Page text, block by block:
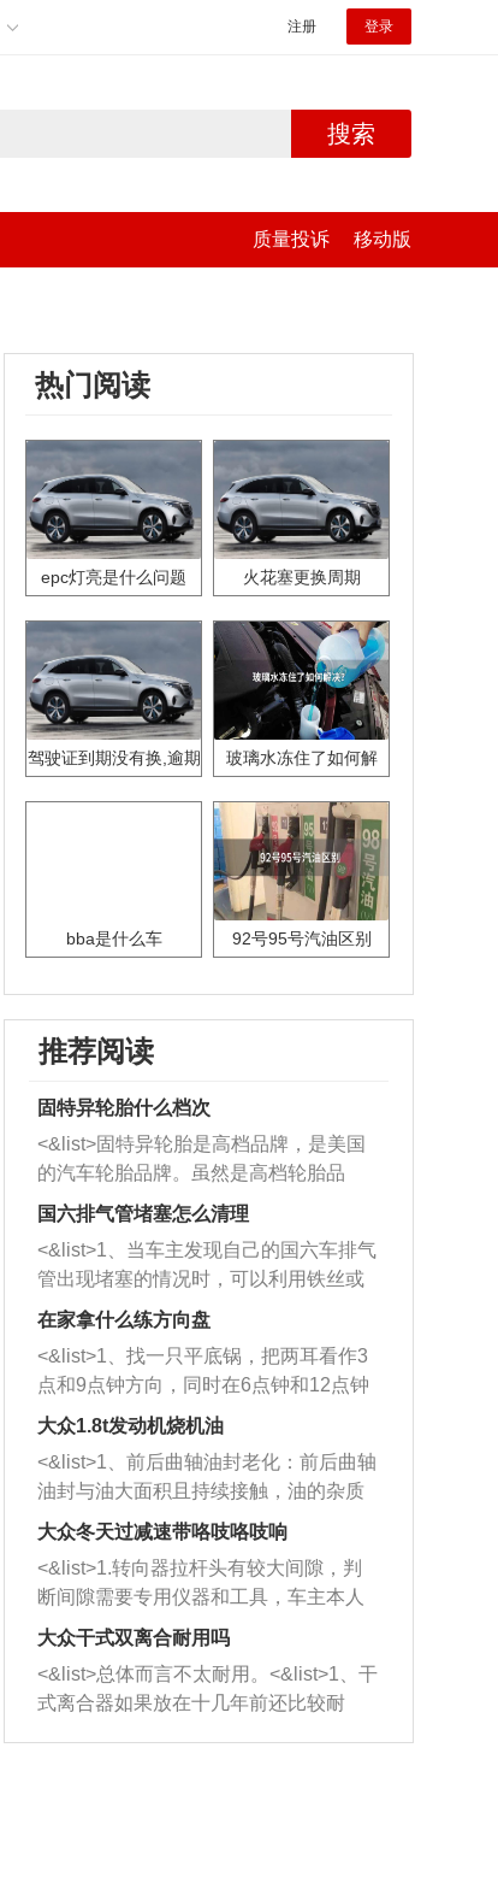
注册 登录
搜索
质量投诉 移动版
热门阅读
epc灯亮是什么问题 火花塞更换周期
驾驶证到期没有换,逾期
玻璃水冻住了如何解
bba是什么车 92号95号汽油区别
推荐阅读
固特异轮胎什么档次
<&list>固特异轮胎是高档品牌，是美国
的汽车轮胎品牌。虽然是高档轮胎品
牌，但是中高低端的轮胎都有生产，这
也是为了更好的开拓市场。
国六排气管堵塞怎么清理
<&list>1、当车主发现自己的国六车排气
管出现堵塞的情况时，可以利用铁丝或
者是细棍，直接将杂物给取出来，如果
堵塞情况比较严重，也可以采取应急措
施。 <&list>2、直接利用木棍将所有的
杂物推到排气管里面的位置处，然后将
三元催化器拆解开，就可以将堵塞的东
西取出来。但如果是因为积碳过多引起
的堵塞，就需要将三元催化器泡在草酸
洗剂对堵塞的情况得到解决，将清洗剂
放在燃油箱中，与燃油混合后，车辆启
动时，就可以和汽油一起进入到燃烧
室，最后形成废气排出，就可以让三元
催化器得到清洗，排气管堵塞的情况就
能够得到解决。
在家拿什么练方向盘
<&list>1、找一只平底锅，把两耳看作3
点和9点钟方向，同时在6点钟和12点钟
方向做一个标记。 <&list>2、双手握住
一圈半的练习，往右同样也要打相同的
圈数。 <&list>3、最后强调要反复练
习，这样就可以形成肌肉记忆，在真实
驾驶车辆时，不需要记忆也能打好方
向。
大众1.8t发动机烧机油
<&list>1、前后曲轴油封老化：前后曲轴
油封与油大面积且持续接触，油的杂质
和发动机内持续温度变化使其密封效果
逐渐减弱，导致渗油或漏油。<&list>2、
活塞间隙过大：积碳会使活塞环与缸体
的间隙扩大，导致机油流入燃烧室中，
造成烧机油。<&list>3、机油粘度。使用
机油粘度过小的话，同样会有烧机油现
象，机油粘度过小具有很好的流动性，
大众冬天过减速带咯吱咯吱响
<&list>1.转向器拉杆头有较大间隙，判
断间隙需要专用仪器和工具，车主本人
无法制作，需要将车辆送到修理厂或4s
店；<&list>2.车辆半轴套管防尘罩破
裂，破裂后会出现漏油现象，使半轴磨
损严重，磨损的半轴容易损坏，产生异
响；<&list>3.稳定器的转向胶套和球头
大众干式双离合耐用吗
<&list>总体而言不太耐用。<&list>1、干
式离合器如果放在十几年前还比较耐